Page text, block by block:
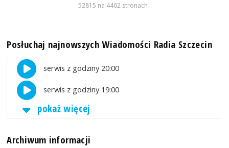
52815 na 4402 stronach
Posłuchaj najnowszych Wiadomości Radia Szczecin
serwis z godziny 20:00
serwis z godziny 19:00
pokaż więcej
Archiwum informacji